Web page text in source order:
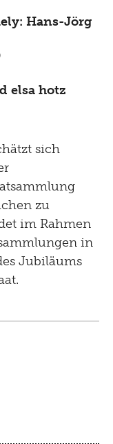
Hans-Jörg
elsa hotz
sich
zu
im Rahmen
in
Jubiläums